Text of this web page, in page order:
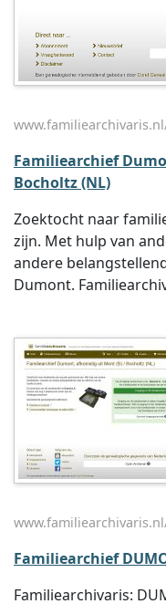
Familiearchief
Bocholtz (NL)
Zoektocht naar
zijn. Met hulp van
andere
Dumont.
Familiearchief
Familiearchivaris: